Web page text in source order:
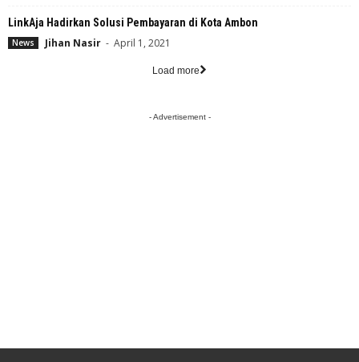
LinkAja Hadirkan Solusi Pembayaran di Kota Ambon
News Jihan Nasir - April 1, 2021
Load more
- Advertisement -